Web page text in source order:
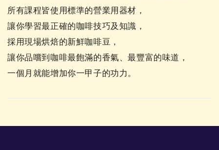
所有課程皆使用標準的營業用器材，
讓你學習最正確的咖啡技巧及知識，
採用現場烘焙的新鮮咖啡豆，
讓你品嚐到咖啡最飽滿的香氣、最豐富的味道，
一個月就能增加你一甲子的功力。